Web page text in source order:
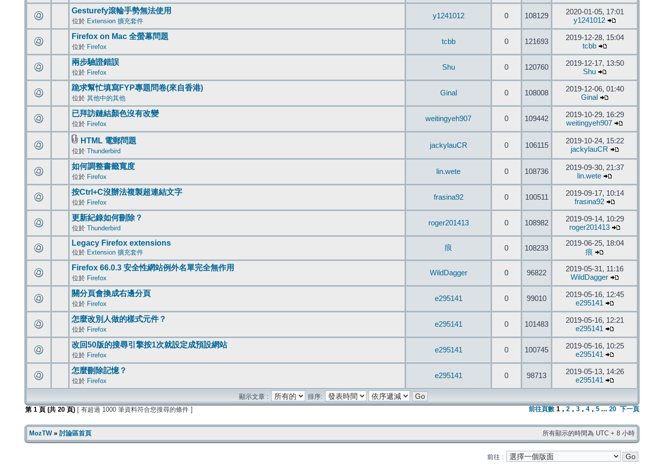
Gesturefy滾輪手勢無法使用
位於 Extension 擴充套件
y1241012 0 108129
2020-01-05, 17:01
y1241012
Firefox on Mac 全螢幕問題
位於 Firefox
tcbb 0 121693
2019-12-28, 15:04
tcbb
兩步驗證錯誤
位於 Firefox
Shu 0 120760
2019-12-17, 13:50
Shu
跪求幫忙填寫FYP專題問卷(來自香港)
位於 其他中的其他
Ginal 0 108008
2019-12-06, 01:40
Ginal
已拜訪鏈結顏色沒有改變
位於 Firefox
weitingyeh907 0 109442
2019-10-29, 16:29
weitingyeh907
HTML 電郵問題
位於 Thunderbird
jackylauCR 0 106115
2019-10-24, 15:22
jackylauCR
如何調整書籤寬度
位於 Firefox
lin.wete 0 108736
2019-09-30, 21:37
lin.wete
按Ctrl+C沒辦法複製超連結文字
位於 Firefox
frasina92 0 100511
2019-09-17, 10:14
frasina92
更新紀錄如何刪除？
位於 Thunderbird
roger201413 0 108982
2019-09-14, 10:29
roger201413
Legacy Firefox extensions
位於 Extension 擴充套件
痕 0 108233
2019-06-25, 18:04
痕
Firefox 66.0.3 安全性網站例外名單完全無作用
位於 Firefox
WildDagger 0 96822
2019-05-31, 11:16
WildDagger
關分頁會換成右邊分頁
位於 Firefox
e295141 0 99010
2019-05-16, 12:45
e295141
怎麼改別人做的樣式元件？
位於 Firefox
e295141 0 101483
2019-05-16, 12:21
e295141
改回50版的搜尋引擎按1次就設定成預設網站
位於 Firefox
e295141 0 100745
2019-05-16, 10:25
e295141
怎麼刪除記憶？
位於 Firefox
e295141 0 98713
2019-05-13, 14:26
e295141
顯示文章 :
排序:
第 1 頁 (共 20 頁) [ 有超過 1000 筆資料符合您搜尋的條件 ] 前往頁數 1 ， 2 ， 3 ， 4， 5 ... 20 下一頁
MozTW» 討論區首頁 所有顯示的時間為 UTC + 8 小時
前往 :